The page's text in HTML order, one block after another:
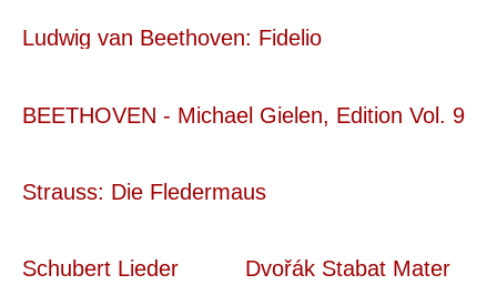
Ludwig van Beethoven: Fidelio
BEETHOVEN - Michael Gielen, Edition Vol. 9
Strauss: Die Fledermaus
Schubert Lieder Dvořák Stabat Mater